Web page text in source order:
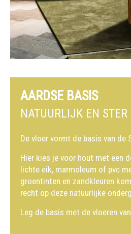
AARDSE BASIS
NATUURLIJK EN STER
De vloer vormt de basis van de
Hier kies je voor hout met een
lichte eik, marmoleum of pvc
groentinten en zandkleuren
recht op deze natuurlijke
Leg de basis met de vloeren